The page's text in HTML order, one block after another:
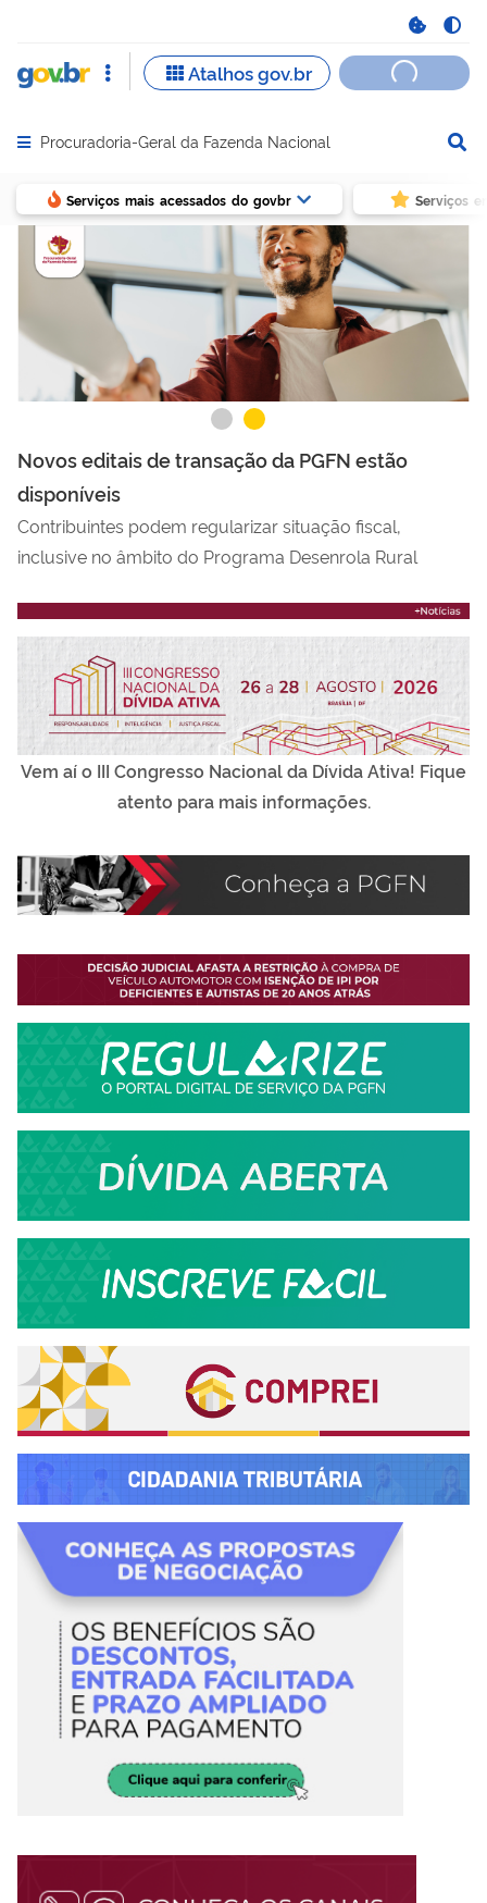
Abrir menu principal de navegação
Procuradoria-Geral da Fazenda Nacional
Serviços mais acessados do govbr Serviços
Novos editais de transação da PGFN estão
disponíveis
Contribuintes podem regularizar situação fiscal,
inclusive no âmbito do Programa Desenrola Rural
Vem aí o III Congresso Nacional da Dívida Ativa! Fique
atento para mais informações.